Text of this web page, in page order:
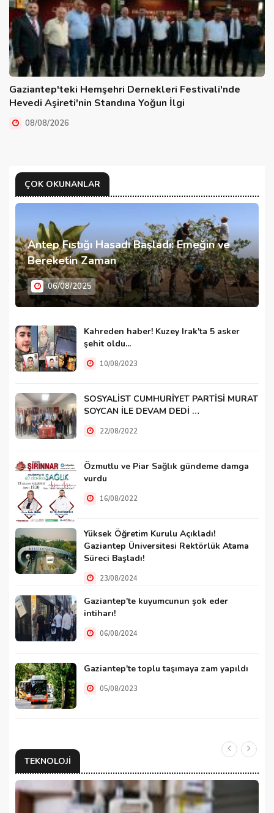
Gaziantep'teki Hemşehri Dernekleri Festivali'nde
Hevedi Aşireti'nin Standına Yoğun İlgi
08/08/2026
ÇOK OKUNANLAR
Antep Fıstığı Hasadı Başladı: Emeğin ve
Bereketin Zaman
06/08/2025
Kahreden haber! Kuzey Irak'ta 5 asker
şehit oldu...
10/08/2023
SOSYALİST CUMHURİYET PARTİSİ MURAT
SOYCAN İLE DEVAM DEDİ …
22/08/2022
Özmutlu ve Piar Sağlık gündeme damga
vurdu
16/08/2022
Yüksek Öğretim Kurulu Açıkladı!
Gaziantep Üniversitesi Rektörlük Atama
Süreci Başladı!
23/08/2024
Gaziantep'te kuyumcunun şok eder
intiharı!
06/08/2024
Gaziantep'te toplu taşımaya zam yapıldı
05/08/2023
TEKNOLOJI